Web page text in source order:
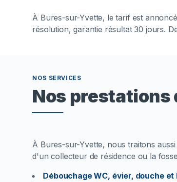
À Bures-sur-Yvette, le tarif est
résolution, garantie résultat 30 jours.
NOS SERVICES
Nos prestations
À Bures-sur-Yvette, nous traitons
d'un collecteur de résidence ou la
Débouchage WC, évier, douche et